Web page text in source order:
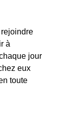
rejoindre
à
jour
eux
toute